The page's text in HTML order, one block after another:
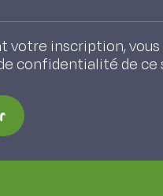
votre inscription,
confidentialité de ce